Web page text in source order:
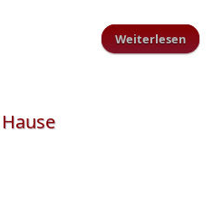
Weiterlesen